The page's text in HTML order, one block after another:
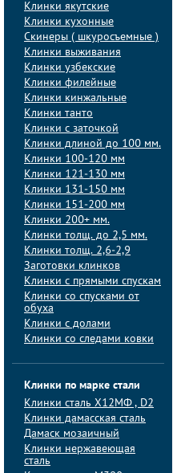
Клинки якутские
Клинки кухонные
Скинеры ( шкуросъемные )
Клинки выживания
Клинки узбекские
Клинки филейные
Клинки кинжальные
Клинки танто
Клинки с заточкой
Клинки длиной до 100 мм.
Клинки 100-120 мм
Клинки 121-130 мм
Клинки 131-150 мм
Клинки 151-200 мм
Клинки 200+ мм.
Клинки толщ. до 2,5 мм.
Клинки толщ. 2,6-2,9
Заготовки клинков
Клинки с прямыми спускам
Клинки со спусками от
обуха
Клинки с долами
Клинки со следами ковки
Клинки по марке стали
Клинки сталь Х12МФ , D2
Клинки дамасская сталь
Дамаск мозаичный
Клинки нержавеющая
сталь